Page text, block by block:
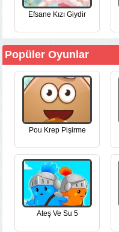
Efsane Kızı Giydir
Popüler Oyunlar
Pou Krep Pişirme
Ateş Ve Su 5